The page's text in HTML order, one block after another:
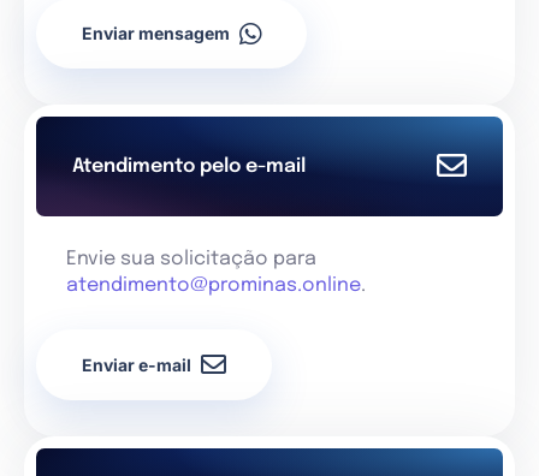
Enviar mensagem
Atendimento pelo e-mail
Envie sua solicitação para
atendimento@prominas.online.
Enviar e-mail